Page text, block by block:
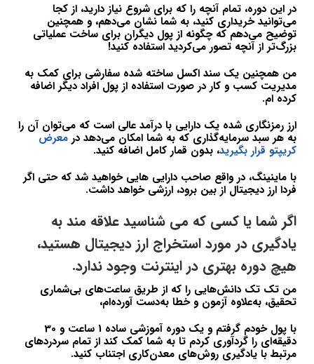
در این دوره، تمام آنچه را که برای شروع نیاز دارید، از کجا
می‌توانید خریداری کنید، به شما نشان می‌دهم، و همچنین
توضیح می‌دهم که چگونه از پول دیگران برای ساخت عملیاتی
بزرگ‌تر از آنچه تصور می‌کردید استفاده کنید!
من همچنین یک سند اکسل ساخته شده سفارشی برای کمک به
مدیریت کسب و کار در صورت استفاده از پول افراد دیگر اضافه
کرده ام.
ارز رمزنگاری شده یک دارایی با درآمد عالی است که می‌توان آن را
به هر سبد سرمایه‌گذاری که به شما امکان می‌دهد در معرض
کریپتو قرار بگیرید، بدون قمار کامل اضافه کنید.
با ماینینگ، در واقع صاحب دارایی هایی خواهید شد که حتی اگر
فردا ارز دیجیتال از بین برود، ارزشی خواهد داشت.
اگر شما یا کسی که می شناسید علاقه مند به
یادگیری در مورد استخراج ارز دیجیتال هستید،
هیچ دوره بهتری در اینترنت وجود ندارد.
من تک تک دانش‌هایی را که از طریق ساعت‌های بی‌شماری
تحقیق، به‌علاوه آزمون و خطا به‌دست آورده‌ام،
با پول خودم گرفتم و یک دوره آموزشی ساده 1 ساعت و 30
دقیقه‌ای را گردآوری کردم تا به شما کمک کند از تمام سردردهای
مرتبط با یادگیری روش‌های معدن‌کاری اجتناب کنید.